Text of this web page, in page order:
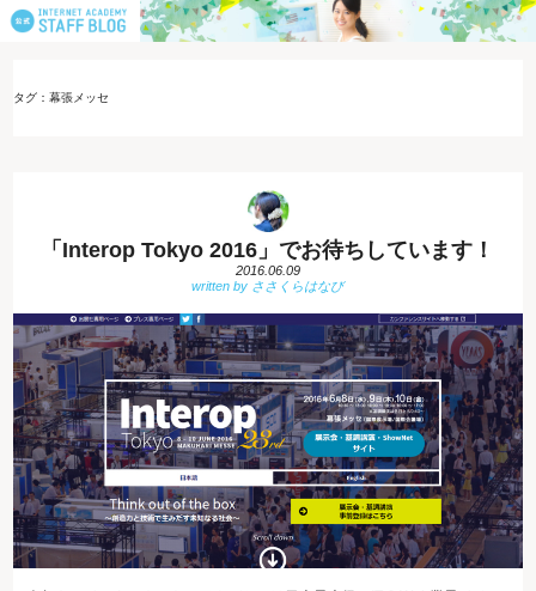
タグ：幕張メッセ
「Interop Tokyo 2016」でお待ちしています！
2016.06.09